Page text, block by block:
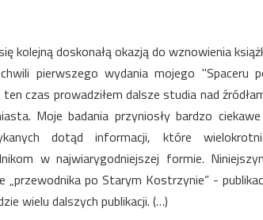
kolejną doskonałą okazją do wznowienia
pierwszego wydania mojego "Spaceru
czas prowadziłem dalsze studia nad
Moje badania przyniosły bardzo
dotąd informacji, które
w najwiarygodniejszej formie.
po Starym Kostrzynie” -
wielu dalszych publikacji. (…)